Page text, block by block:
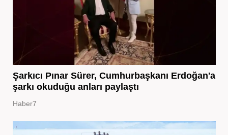
Şarkıcı Pınar Sürer, Cumhurbaşkanı Erdoğan'a
şarkı okuduğu anları paylaştı
Haber7